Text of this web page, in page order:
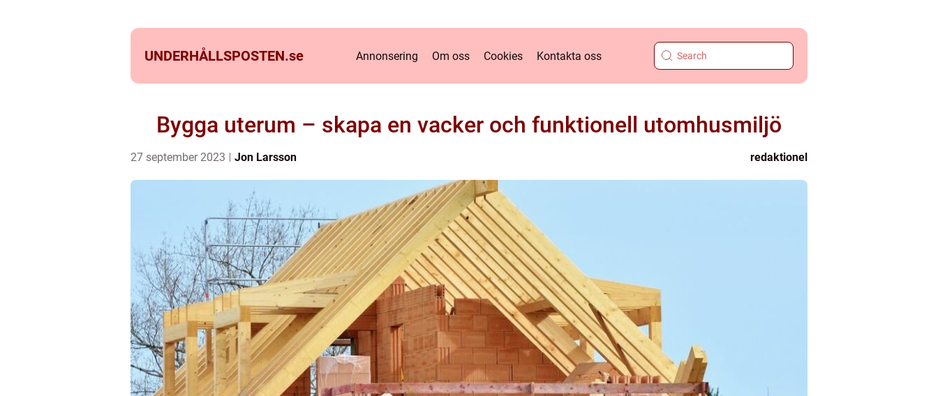
UNDERHÅLLSPOSTEN.se Annonsering Om oss Cookies Kontakta oss
Bygga uterum – skapa en vacker och funktionell utomhusmiljö
27 september 2023 Jon Larsson redaktionel